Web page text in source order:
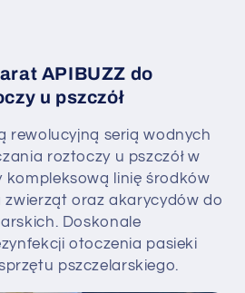
APIBUZZ do
u pszczół
rewolucyjną serią wodnych
roztoczy u pszczół w
kompleksową linię środków
zwierząt oraz akarycydów do
Doskonale
otoczenia pasieki
pszczelarskiego.